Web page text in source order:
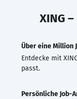
XING
Über eine Million
Entdecke mit
passt.
Persönliche Job-